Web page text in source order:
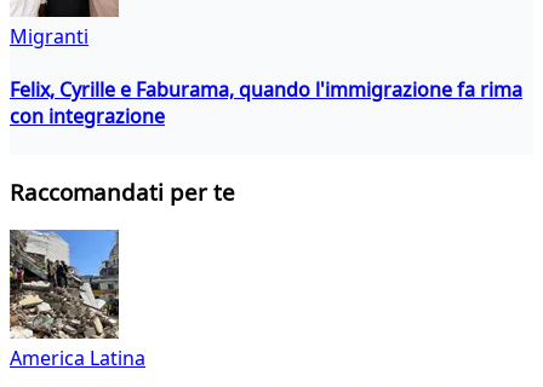
Migranti
Felix, Cyrille e Faburama, quando l'immigrazione fa rima
con integrazione
Raccomandati per te
America Latina